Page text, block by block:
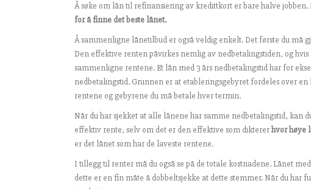
Å søke om lån til refinansiering av kredittkort er bare halve
for å finne det beste lånet.
Å sammenligne lånetilbud er også veldig enkelt. Det første du må
Den effektive renten påvirkes nemlig av nedbetalingstiden, og
sammenligne rentene. Et lån med 3 års nedbetalingstid har for
nedbetalingstid. Grunnen er at etableringsgebyret fordeles over
rentene og gebyrene du må betale hver termin.
Når du har sjekket at alle lånene har samme nedbetalingstid, kan
effektiv rente, selv om det er den effektive som diktererhvor høye
er det lånet som har de laveste rentene.
I tillegg til renter må du også se på de totale kostnadene. Lånet
dette er en fin måte å dobbeltsjekke at dette stemmer. Når du har